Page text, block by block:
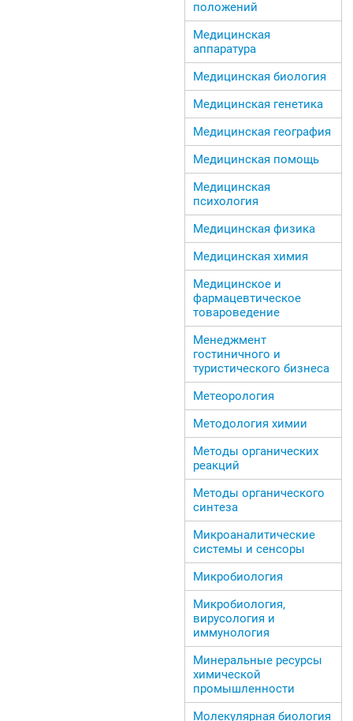
положений
Медицинская
аппаратура
Медицинская биология
Медицинская генетика
Медицинская география
Медицинская помощь
Медицинская
психология
Медицинская физика
Медицинская химия
Медицинское и
фармацевтическое
товароведение
Менеджмент
гостиничного и
туристического бизнеса
Метеорология
Методология химии
Методы органических
реакций
Методы органического
синтеза
Микроаналитические
системы и сенсоры
Микробиология
Микробиология,
вирусология и
иммунология
Минеральные ресурсы
химической
промышленности
Молекулярная биология